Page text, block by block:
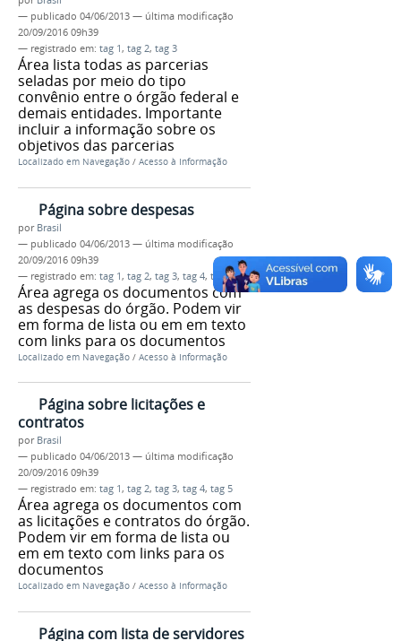
— publicado 04/06/2013 — última modificação
20/09/2016 09h39
— registrado em: tag 1, tag 2, tag 3
Área lista todas as parcerias
seladas por meio do tipo
convênio entre o órgão federal e
demais entidades. Importante
incluir a informação sobre os
objetivos das parcerias
Localizado em Navegação / Acesso à Informação
Página sobre despesas
por Brasil
— publicado 04/06/2013 — última modificação
20/09/2016 09h39
— registrado em: tag 1, tag 2, tag 3, tag 4, tag 5
Área agrega os documentos com
as despesas do órgão. Podem vir
em forma de lista ou em em texto
com links para os documentos
Localizado em Navegação / Acesso à Informação
Página sobre licitações e
contratos
por Brasil
— publicado 04/06/2013 — última modificação
20/09/2016 09h39
— registrado em: tag 1, tag 2, tag 3, tag 4, tag 5
Área agrega os documentos com
as licitações e contratos do órgão.
Podem vir em forma de lista ou
em em texto com links para os
documentos
Localizado em Navegação / Acesso à Informação
Página com lista de servidores